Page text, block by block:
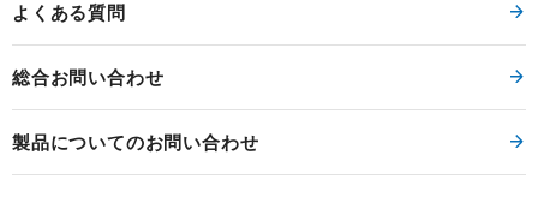
よくある質問
総合お問い合わせ
製品についてのお問い合わせ